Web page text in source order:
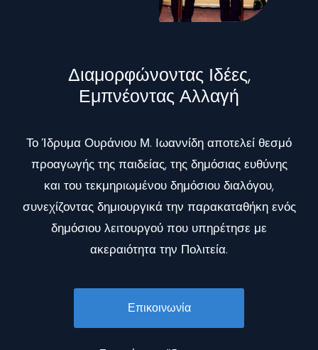
Διαμορφώνοντας Ιδέες,
Εμπνέοντας Αλλαγή
Το Ίδρυμα Ουράνιου Μ. Ιωαννίδη αποτελεί θεσμό
προαγωγής της παιδείας, της δημόσιας ευθύνης
και του τεκμηριωμένου δημόσιου διαλόγου,
συνεχίζοντας δημιουργικά την παρακαταθήκη ενός
δημόσιου λειτουργού που υπηρέτησε με
ακεραιότητα την Πολιτεία.
Επικοινωνία